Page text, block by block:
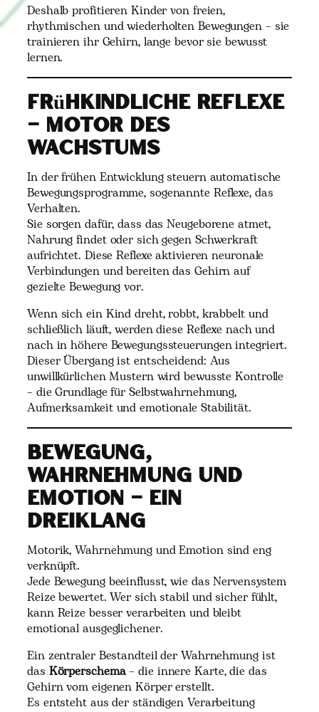
Deshalb profitieren Kinder von freien,
rhythmischen und wiederholten Bewegungen – sie
trainieren ihr Gehirn, lange bevor sie bewusst
lernen.
Frühkindliche Reflexe
– Motor des
Wachstums
In der frühen Entwicklung steuern automatische
Bewegungsprogramme, sogenannte Reflexe, das
Verhalten.
Sie sorgen dafür, dass das Neugeborene atmet,
Nahrung findet oder sich gegen Schwerkraft
aufrichtet. Diese Reflexe aktivieren neuronale
Verbindungen und bereiten das Gehirn auf
gezielte Bewegung vor.
Wenn sich ein Kind dreht, robbt, krabbelt und
schließlich läuft, werden diese Reflexe nach und
nach in höhere Bewegungssteuerungen integriert.
Dieser Übergang ist entscheidend: Aus
unwillkürlichen Mustern wird bewusste Kontrolle
– die Grundlage für Selbstwahrnehmung,
Aufmerksamkeit und emotionale Stabilität.
Bewegung,
Wahrnehmung und
Emotion – ein
Dreiklang
Motorik, Wahrnehmung und Emotion sind eng
verknüpft.
Jede Bewegung beeinflusst, wie das Nervensystem
Reize bewertet. Wer sich stabil und sicher fühlt,
kann Reize besser verarbeiten und bleibt
emotional ausgeglichener.
Ein zentraler Bestandteil der Wahrnehmung ist
das Körperschema– die innere Karte, die das
Gehirn vom eigenen Körper erstellt.
Es entsteht aus der ständigen Verarbeitung